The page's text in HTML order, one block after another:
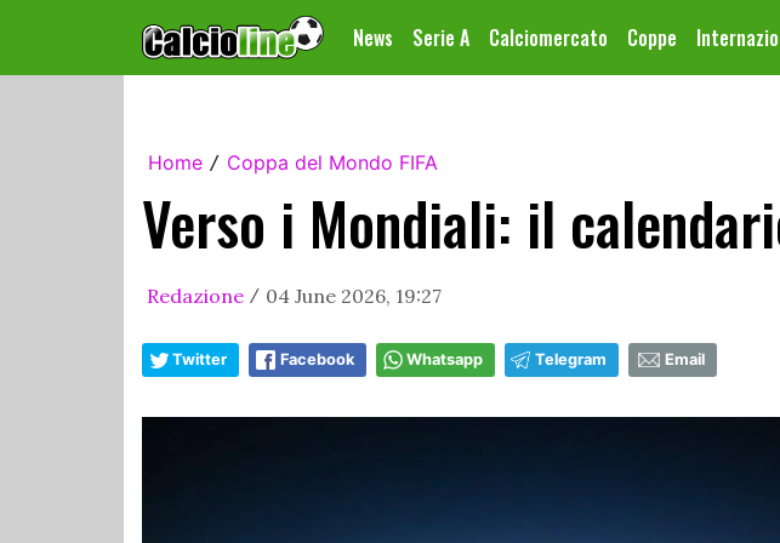
News Serie A Calciomercato Coppe
Home / Coppa del Mondo FIFA
Verso i Mondiali: il
Redazione / 04 June 2026, 19:27
Twitter Facebook Whatsapp Telegram Email